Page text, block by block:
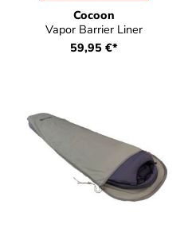
Cocoon
Vapor Barrier Liner
59,95 €*